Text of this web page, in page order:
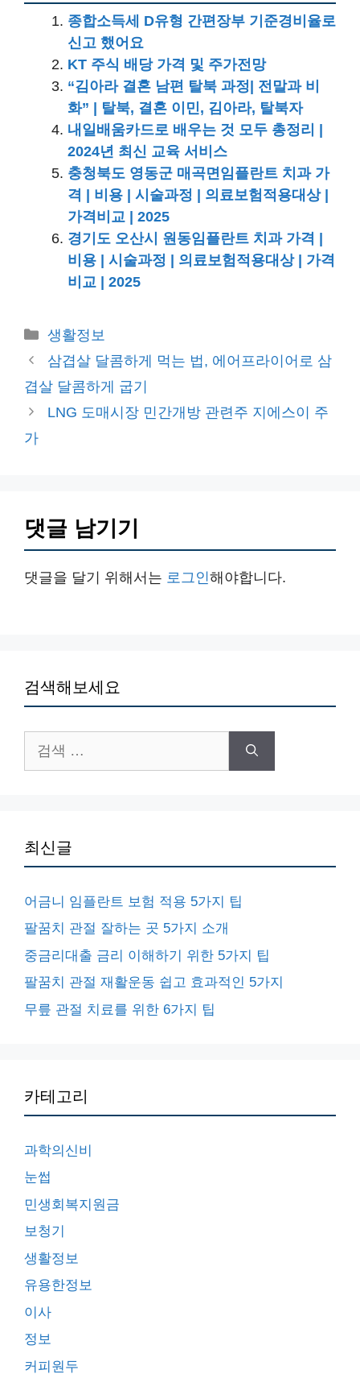
종합소득세 D유형 간편장부 기준경비율로
신고 했어요
KT 주식 배당 가격 및 주가전망
“김아라 결혼 남편 탈북 과정| 전말과 비
화” | 탈북, 결혼 이민, 김아라, 탈북자
내일배움카드로 배우는 것 모두 총정리 |
2024년 최신 교육 서비스
충청북도 영동군 매곡면임플란트 치과 가
격 | 비용 | 시술과정 | 의료보험적용대상 |
가격비교 | 2025
경기도 오산시 원동임플란트 치과 가격 |
비용 | 시술과정 | 의료보험적용대상 | 가격
비교 | 2025
카
테
리
생활정보
삼겹살 달콤하게 먹는 법, 에어프라이어로 삼
겹살 달콤하게 굽기
LNG 도매시장 민간개방 관련주 지에스이 주
가
댓글 남기기
댓글을 달기 위해서는 로그인해야합니다.
검색해보세요
색:
최신글
어금니 임플란트 보험 적용 5가지 팁
팔꿈치 관절 잘하는 곳 5가지 소개
중금리대출 금리 이해하기 위한 5가지 팁
팔꿈치 관절 재활운동 쉽고 효과적인 5가지
무릎 관절 치료를 위한 6가지 팁
카테고리
과학의신비
눈썹
민생회복지원금
보청기
생활정보
유용한정보
이사
정보
커피원두